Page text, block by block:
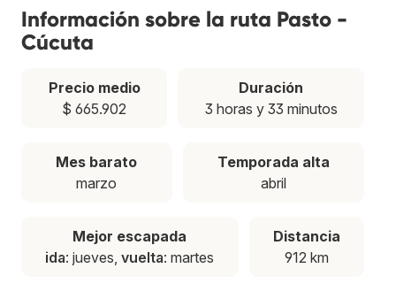
Información sobre la ruta Pasto -
Cúcuta
Precio medio
$ 665.902
Duración
3 horas y 33 minutos
Mes barato
marzo
Temporada alta
abril
Mejor escapada
ida: jueves,vuelta: martes
Distancia
912 km